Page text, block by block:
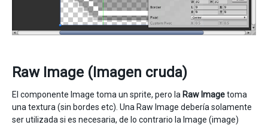
Raw Image (Imagen cruda)
El componente Image toma un sprite, pero la Raw Imagetoma
una textura (sin bordes etc). Una Raw Image debería solamente
ser utilizada si es necesaria, de lo contrario la Image (image)